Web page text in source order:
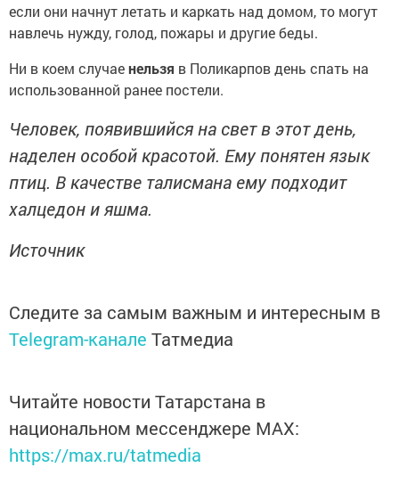
если они начнут летать и каркать над домом, то могут
навлечь нужду, голод, пожары и другие беды.
Ни в коем случаенельзя в Поликарпов день спать на
использованной ранее постели.
Человек, появившийся на свет в этот день,
наделен особой красотой. Ему понятен язык
птиц. В качестве талисмана ему подходит
халцедон и яшма.
Источник
Следите за самым важным и интересным в
Telegram-канале Татмедиа
Читайте новости Татарстана в
национальном мессенджере MАХ:
https://max.ru/tatmedia